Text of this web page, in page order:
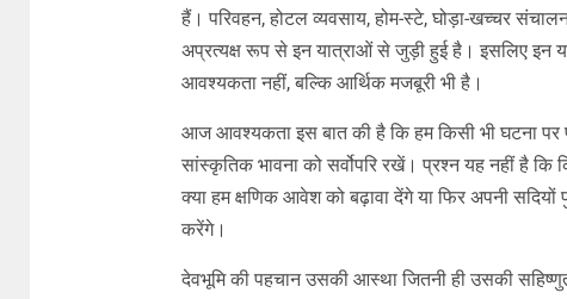
हैं। परिवहन, होटल व्यवसाय, होम-स्टे, घोड़ा-खच्चर
अप्रत्यक्ष रूप से इन यात्राओं से जुड़ी हुई है। इसलिए इन
आवश्यकता नहीं, बल्कि आर्थिक मजबूरी भी है।
आज आवश्यकता इस बात की है कि हम किसी भी घटना
सांस्कृतिक भावना को सर्वोपरि रखें। प्रश्न यह नहीं है
क्या हम क्षणिक आवेश को बढ़ावा देंगे या फिर अपनी
करेंगे।
देवभूमि की पहचान उसकी आस्था जितनी ही उसकी